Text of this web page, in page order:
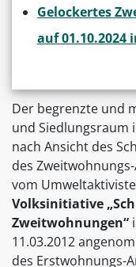
Gelockertes
auf 01.10.2024
Der begrenzte und
und Siedlungsraum
nach Ansicht des
des
vom
Volksinitiative
Zweitwohnungen“
11.03.2012
des Erstwohnungs-